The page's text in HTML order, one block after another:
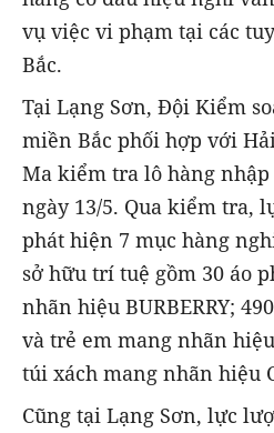
vụ việc vi phạm tại các
Bắc.
Tại Lạng Sơn, Đội Kiểm
miền Bắc phối hợp với
Ma kiểm tra lô hàng
ngày 13/5. Qua kiểm tra,
phát hiện 7 mục hàng
sở hữu trí tuệ gồm 30 áo
nhãn hiệu BURBERRY;
và trẻ em mang nhãn hiệu
túi xách mang nhãn hiệu
Cũng tại Lạng Sơn, lực